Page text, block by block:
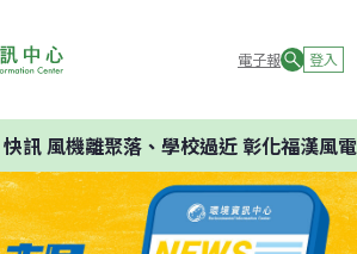
電子報 登入
快訊風機離聚落、學校過近 彰化福漢風電